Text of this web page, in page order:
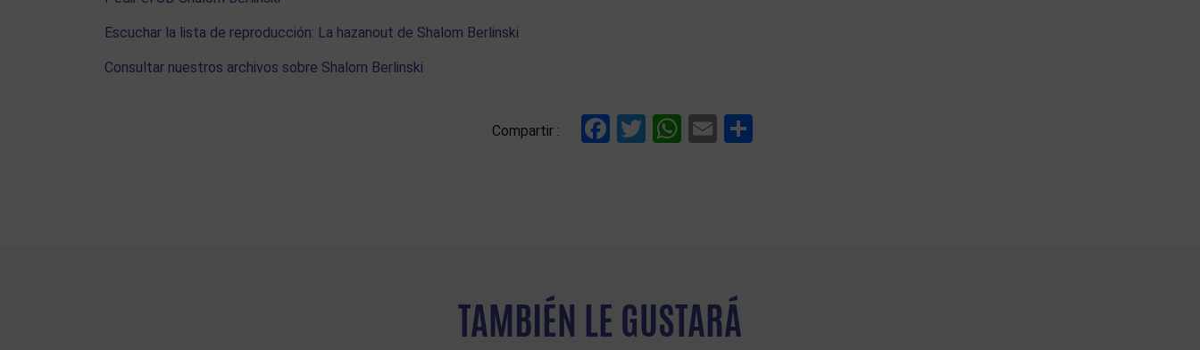
Escuchar la lista de reproducción: La hazanout de Shalom Berlinski
Consultar nuestros archivos sobre Shalom Berlinski
Compartir : Facebook
Twitter
WhatsApp
Email
TAMBIÉN LE GUSTARÁ